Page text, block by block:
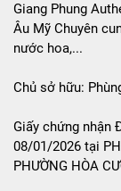
Giang Phung
Âu Mỹ Chuyên
nước hoa,...
Chủ sở hữu:
Giấy chứng nhận
08/01/2026 tại
PHƯỜNG HÒA